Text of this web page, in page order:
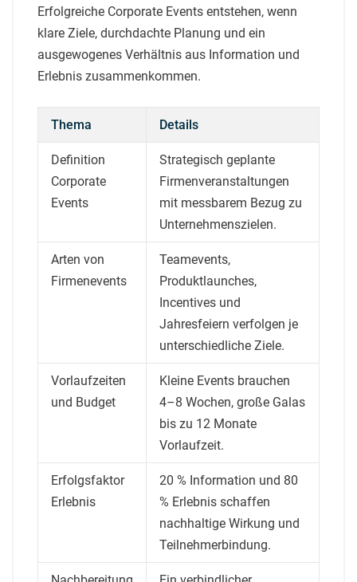
Erfolgreiche Corporate Events entstehen, wenn
klare Ziele, durchdachte Planung und ein
ausgewogenes Verhältnis aus Information und
Erlebnis zusammenkommen.
Thema Details
Definition
Corporate
Events
Strategisch geplante
Firmenveranstaltungen
mit messbarem Bezug zu
Unternehmenszielen.
Arten von
Firmenevents
Teamevents,
Produktlaunches,
Incentives und
Jahresfeiern verfolgen je
unterschiedliche Ziele.
Vorlaufzeiten
und Budget
Kleine Events brauchen
4–8 Wochen, große Galas
bis zu 12 Monate
Vorlaufzeit.
Erfolgsfaktor
Erlebnis
20 % Information und 80
% Erlebnis schaffen
nachhaltige Wirkung und
Teilnehmerbindung.